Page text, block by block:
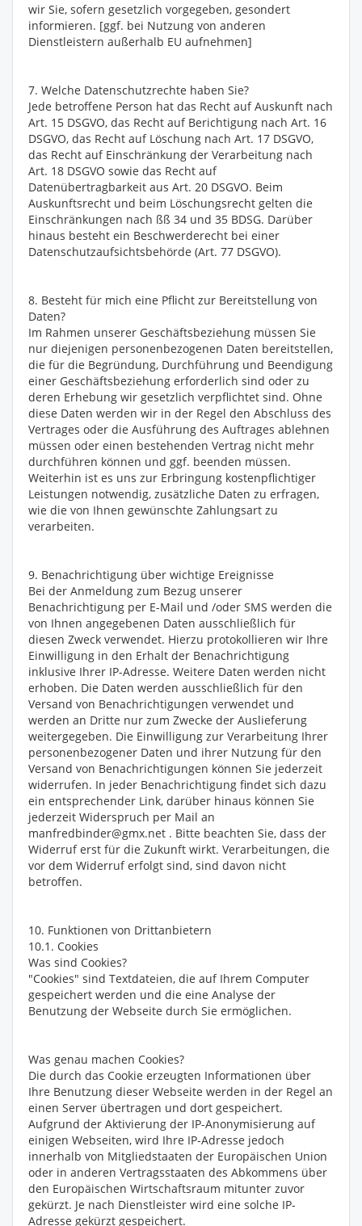
wir Sie, sofern gesetzlich vorgegeben, gesondert
informieren. [ggf. bei Nutzung von anderen
Dienstleistern außerhalb EU aufnehmen]
7. Welche Datenschutzrechte haben Sie?
Jede betroffene Person hat das Recht auf Auskunft nach
Art. 15 DSGVO, das Recht auf Berichtigung nach Art. 16
DSGVO, das Recht auf Löschung nach Art. 17 DSGVO,
das Recht auf Einschränkung der Verarbeitung nach
Art. 18 DSGVO sowie das Recht auf
Datenübertragbarkeit aus Art. 20 DSGVO. Beim
Auskunftsrecht und beim Löschungsrecht gelten die
Einschränkungen nach ßß 34 und 35 BDSG. Darüber
hinaus besteht ein Beschwerderecht bei einer
Datenschutzaufsichtsbehörde (Art. 77 DSGVO).
8. Besteht für mich eine Pflicht zur Bereitstellung von
Daten?
Im Rahmen unserer Geschäftsbeziehung müssen Sie
nur diejenigen personenbezogenen Daten bereitstellen,
die für die Begründung, Durchführung und Beendigung
einer Geschäftsbeziehung erforderlich sind oder zu
deren Erhebung wir gesetzlich verpflichtet sind. Ohne
diese Daten werden wir in der Regel den Abschluss des
Vertrages oder die Ausführung des Auftrages ablehnen
müssen oder einen bestehenden Vertrag nicht mehr
durchführen können und ggf. beenden müssen.
Weiterhin ist es uns zur Erbringung kostenpflichtiger
Leistungen notwendig, zusätzliche Daten zu erfragen,
wie die von Ihnen gewünschte Zahlungsart zu
verarbeiten.
9. Benachrichtigung über wichtige Ereignisse
Bei der Anmeldung zum Bezug unserer
Benachrichtigung per E-Mail und /oder SMS werden die
von Ihnen angegebenen Daten ausschließlich für
diesen Zweck verwendet. Hierzu protokollieren wir Ihre
Einwilligung in den Erhalt der Benachrichtigung
inklusive Ihrer IP-Adresse. Weitere Daten werden nicht
erhoben. Die Daten werden ausschließlich für den
Versand von Benachrichtigungen verwendet und
werden an Dritte nur zum Zwecke der Auslieferung
weitergegeben. Die Einwilligung zur Verarbeitung Ihrer
personenbezogener Daten und ihrer Nutzung für den
Versand von Benachrichtigungen können Sie jederzeit
widerrufen. In jeder Benachrichtigung findet sich dazu
ein entsprechender Link, darüber hinaus können Sie
jederzeit Widerspruch per Mail an
manfredbinder@gmx.net . Bitte beachten Sie, dass der
Widerruf erst für die Zukunft wirkt. Verarbeitungen, die
vor dem Widerruf erfolgt sind, sind davon nicht
betroffen.
10. Funktionen von Drittanbietern
10.1. Cookies
Was sind Cookies?
"Cookies" sind Textdateien, die auf Ihrem Computer
gespeichert werden und die eine Analyse der
Benutzung der Webseite durch Sie ermöglichen.
Was genau machen Cookies?
Die durch das Cookie erzeugten Informationen über
Ihre Benutzung dieser Webseite werden in der Regel an
einen Server übertragen und dort gespeichert.
Aufgrund der Aktivierung der IP-Anonymisierung auf
einigen Webseiten, wird Ihre IP-Adresse jedoch
innerhalb von Mitgliedstaaten der Europäischen Union
oder in anderen Vertragsstaaten des Abkommens über
den Europäischen Wirtschaftsraum mitunter zuvor
gekürzt. Je nach Dienstleister wird eine solche IP-
Adresse gekürzt gespeichert.